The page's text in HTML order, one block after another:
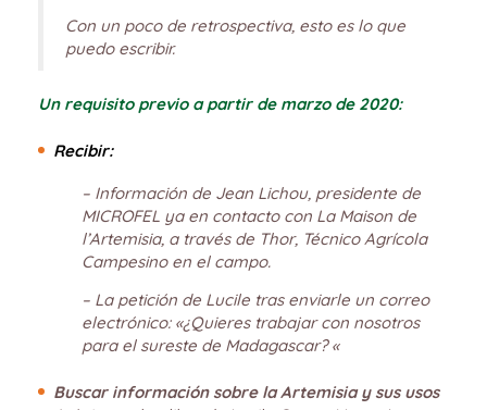
Con un poco de retrospectiva, esto es lo que
puedo escribir.
Un requisito previo a partir de marzo de 2020:
Recibir:
– Información de Jean Lichou, presidente de
MICROFEL ya en contacto con La Maison de
l’Artemisia, a través de Thor, Técnico Agrícola
Campesino en el campo.
– La petición de Lucile tras enviarle un correo
electrónico: «¿Quieres trabajar con nosotros
para el sureste de Madagascar? «
Buscar información sobre la Artemisia y sus usos